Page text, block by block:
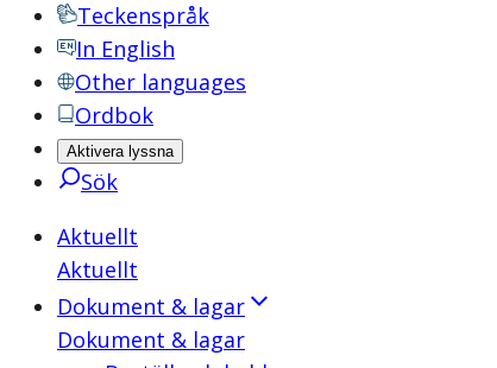
Teckenspråk
In English
Other languages
Ordbok
Aktivera lyssna
Sök
Aktuellt
Aktuellt
Dokument & lagar
Dokument & lagar